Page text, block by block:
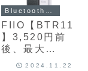
可能にし、さ
らにPD3.0準
拠・最大45W
チャージスル
ーUSB‑Cポー
ト、ゲーム機
FIIO【BTR11
】3,520円前
後、最大
45mWの高出
2024.11.22